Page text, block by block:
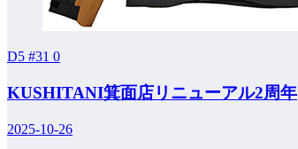
D5 #31 0
KUSHITANI箕面店リニューアル2周年
2025-10-26